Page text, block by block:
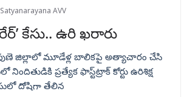
Satyanarayana AVV
కేసు.. ఉరి ఖరారు
జిల్లాలో మూడేళ్ల బాలికపై అత్యాచారం చేసి
ప్రత్యేక ఫాస్ట్‌ట్రాక్ కోర్టు ఉరిశిక్ష
దోషిగా తేలిన